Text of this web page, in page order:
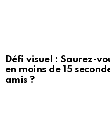
Défi visuel : Saurez-
en moins de 15
amis ?